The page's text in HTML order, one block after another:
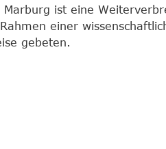
ist eine
einer
gebeten.